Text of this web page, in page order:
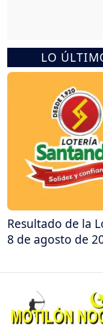
LO
Resultado de la
8 de agosto de